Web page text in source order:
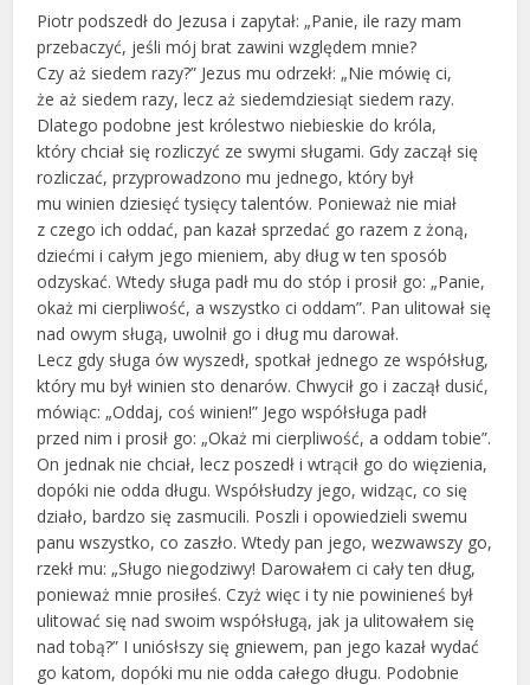
Piotr podszedł do Jezusa i zapytał: „Panie, ile razy mam
przebaczyć, jeśli mój brat zawini względem mnie?
Czy aż siedem razy?” Jezus mu odrzekł: „Nie mówię ci,
że aż siedem razy, lecz aż siedemdziesiąt siedem razy.
Dlatego podobne jest królestwo niebieskie do króla,
który chciał się rozliczyć ze swymi sługami. Gdy zaczął się
rozliczać, przyprowadzono mu jednego, który był
mu winien dziesięć tysięcy talentów. Ponieważ nie miał
z czego ich oddać, pan kazał sprzedać go razem z żoną,
dziećmi i całym jego mieniem, aby dług w ten sposób
odzyskać. Wtedy sługa padł mu do stóp i prosił go: „Panie,
okaż mi cierpliwość, a wszystko ci oddam”. Pan ulitował się
nad owym sługą, uwolnił go i dług mu darował.
Lecz gdy sługa ów wyszedł, spotkał jednego ze współsług,
który mu był winien sto denarów. Chwycił go i zaczął dusić,
mówiąc: „Oddaj, coś winien!” Jego współsługa padł
przed nim i prosił go: „Okaż mi cierpliwość, a oddam tobie”.
On jednak nie chciał, lecz poszedł i wtrącił go do więzienia,
dopóki nie odda długu. Współsłudzy jego, widząc, co się
działo, bardzo się zasmucili. Poszli i opowiedzieli swemu
panu wszystko, co zaszło. Wtedy pan jego, wezwawszy go,
rzekł mu: „Sługo niegodziwy! Darowałem ci cały ten dług,
ponieważ mnie prosiłeś. Czyż więc i ty nie powinieneś był
ulitować się nad swoim współsługą, jak ja ulitowałem się
nad tobą?” I uniósłszy się gniewem, pan jego kazał wydać
go katom, dopóki mu nie odda całego długu. Podobnie